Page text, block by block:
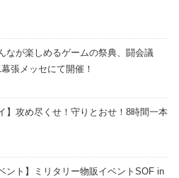
なが楽しめるゲームの祭典、闘会議
張メッセにて開催！
】攻め尽くせ！守りとおせ！8時間一本
ント】ミリタリー物販イベントSOF in